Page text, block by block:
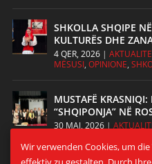
SHKOLLA SHQIPE
KULTURËS DHE
4 QER, 2026|
MËSUSI, OPINIONE,
MUSTAFË
“SHQIPONJA” NË
30 MAJ, 2026|
Wir verwenden Cookies, um